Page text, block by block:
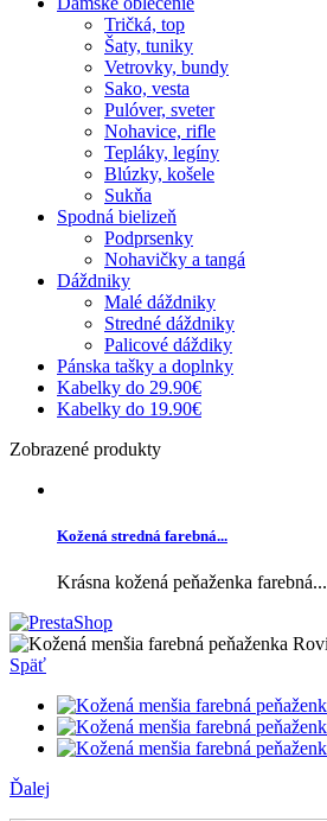
Tričká, top
Šaty, tuniky
Vetrovky, bundy
Sako, vesta
Pulóver, sveter
Nohavice, rifle
Tepláky, legíny
Blúzky, košele
Sukňa
Spodná bielizeň
Podprsenky
Nohavičky a tangá
Dáždniky
Malé dáždniky
Stredné dáždniky
Palicové dáždiky
Pánska tašky a doplnky
Kabelky do 29.90€
Kabelky do 19.90€
Zobrazené produkty
Kožená stredná farebná...
Krásna kožená peňaženka farebná...
Späť
Ďalej